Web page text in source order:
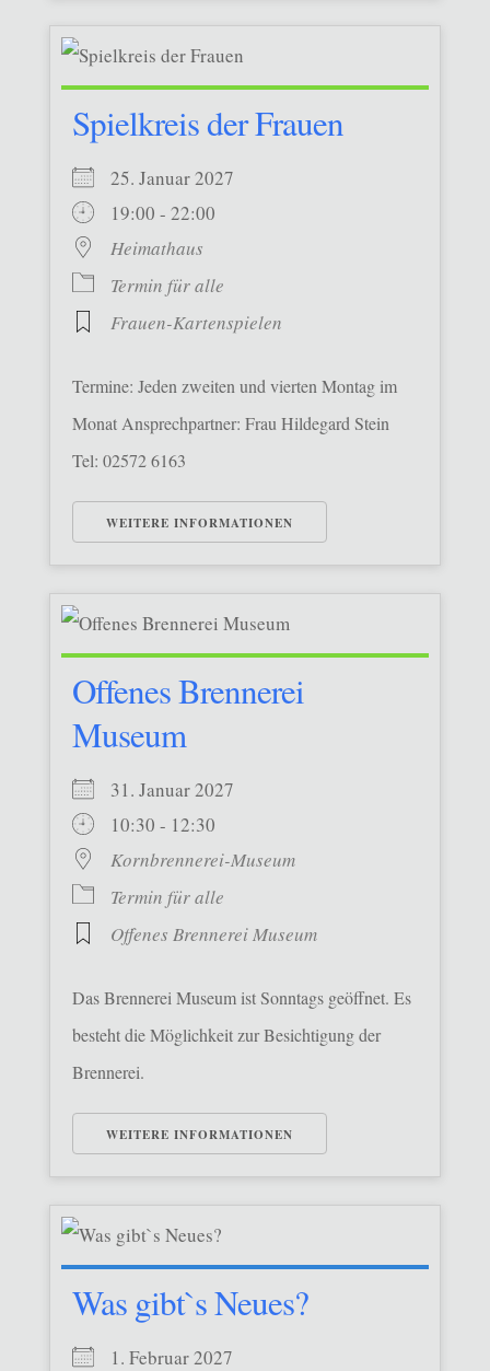
Spielkreis der Frauen
25. Januar 2027
19:00 - 22:00
Heimathaus
Termin für alle
Frauen-Kartenspielen
Termine: Jeden zweiten und vierten Montag im
Monat Ansprechpartner: Frau Hildegard Stein
Tel: 02572 6163
WEITERE INFORMATIONEN
Offenes Brennerei
Museum
31. Januar 2027
10:30 - 12:30
Kornbrennerei-Museum
Termin für alle
Offenes Brennerei Museum
Das Brennerei Museum ist Sonntags geöffnet. Es
besteht die Möglichkeit zur Besichtigung der
Brennerei.
WEITERE INFORMATIONEN
Was gibt`s Neues?
1. Februar 2027